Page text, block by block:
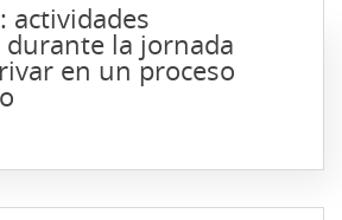
actividades
durante la jornada
en un proceso